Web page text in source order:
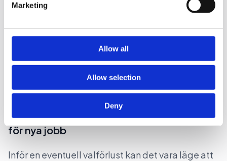
our social media, advertising and analytics partners who
provided to them or that they’ve collected from your use
Marketing
Allow all
Allow selection
Deny
EFN-grundare till Hemily
Hemnet-utmanaren Hemeiy tar in två profiler
Statssekreterare lämnar regeringen
för nya jobb
Inför en eventuell valförlust kan det vara läge att